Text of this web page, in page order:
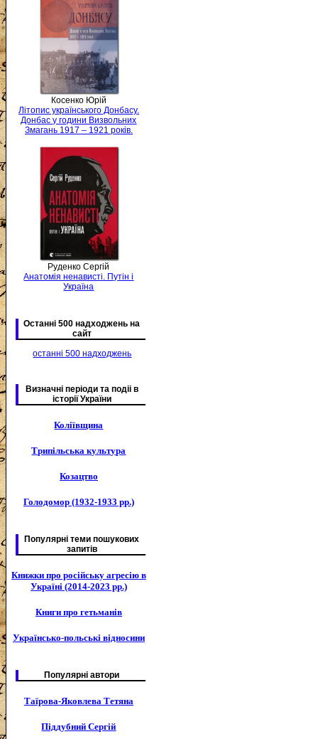
Косенко Юрій
Літопис українського Донбасу.
Донбас у години Визвольних
Змагань 1917 – 1921 років.
Руденко Сергій
Анатомія ненависті. Путін і
Україна
Останні 500 надходжень на
сайт
останні 500 надходжень
Визначні періоди та подіі в
історії України
Коліївщина
Трипільська культура
Козацтво
Голодомор (1932-1933 рр.)
Популярні теми пошукових
запитів
Книжки про російську агресію в
Україні (2014-2023 рр.)
Книги про гетьманів
Українсько-польські відносини
Популярні автори
Таїрова-Яковлева Тетяна
Піддубний Сергій